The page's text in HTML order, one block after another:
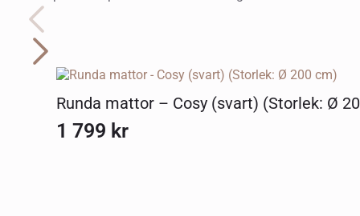
Runda mattor – Cosy (svart) (Storlek: Ø
1 799 kr